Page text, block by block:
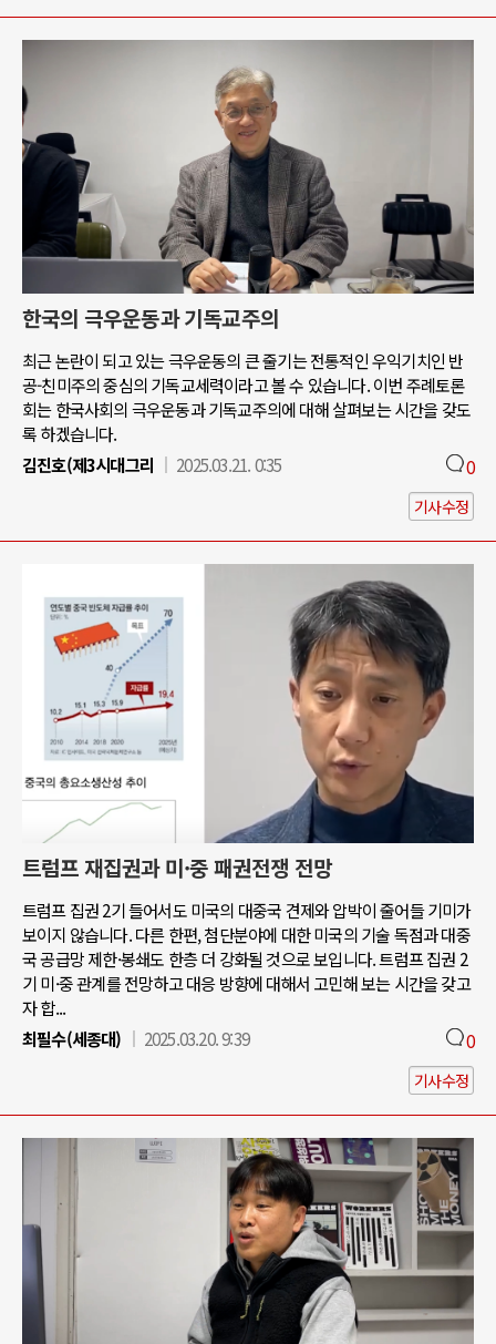
한국의 극우운동과 기독교주의
최근 논란이 되고 있는 극우운동의 큰 줄기는 전통적인 우익기치인 반
공-친미주의 중심의 기독교세력이라고 볼 수 있습니다. 이번 주례토론
회는 한국사회의 극우운동과 기독교주의에 대해 살펴보는 시간을 갖도
록 하겠습니다.
김진호(제3시대그리
2025.03.21. 0:35 0
기사수정
트럼프 재집권과 미·중 패권전쟁 전망
트럼프 집권 2기 들어서도 미국의 대중국 견제와 압박이 줄어들 기미가
보이지 않습니다. 다른 한편, 첨단분야에 대한 미국의 기술 독점과 대중
국 공급망 제한·봉쇄도 한층 더 강화될 것으로 보입니다. 트럼프 집권 2
기 미·중 관계를 전망하고 대응 방향에 대해서 고민해 보는 시간을 갖고
자 합...
최필수(세종대)
2025.03.20. 9:39 0
기사수정